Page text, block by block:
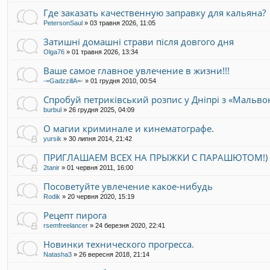
Где заказать качественную заправку для кальяна?
PetersonSaul » 03 травня 2026, 11:05
Затишні домашні страви після довгого дня
Olga76 » 01 травня 2026, 13:34
Ваше самое главное увлечение в жизни!!!
-=GadzzillA=- » 01 грудня 2010, 00:54
Спробуй петриківський розпис у Дніпрі з
burbul » 26 грудня 2025, 04:09
О магии криминале и кинематографе.
yursik » 30 липня 2014, 21:42
ПРИГЛАШАЕМ ВСЕХ НА ПРЫЖКИ С ПАРАШЮТОМ!)
2tanir » 01 червня 2011, 16:00
Посоветуйте увлечение какое-нибудь
Rodik » 20 червня 2020, 15:19
Рецепт пирога
rsemfreelancer » 24 березня 2020, 22:41
Новинки технического прогресса.
Natasha3 » 26 вересня 2018, 21:14